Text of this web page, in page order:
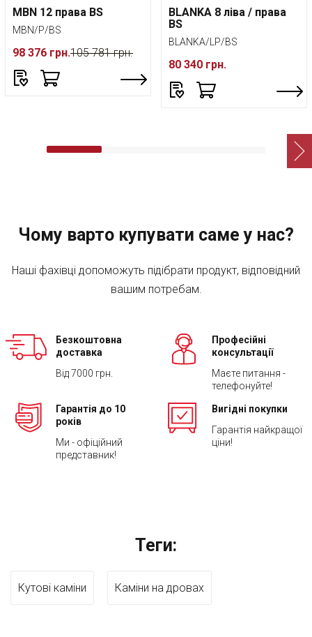
MBN 12 права BS
MBN/P/BS
98 376 грн.105 781 грн.
BLANKA 8 ліва / права
BS
BLANKA/LP/BS
80 340 грн.
Чому варто купувати саме у нас?
Наші фахівці допоможуть підібрати продукт, відповідний
вашим потребам.
Безкоштовна
доставка
Від 7000 грн.
Професійні
консультації
Маєте питання -
телефонуйте!
Гарантія до 10
років
Ми - офіційний
представник!
Вигідні покупки
Гарантія найкращої
ціни!
Теги:
Кутові каміни Каміни на дровах